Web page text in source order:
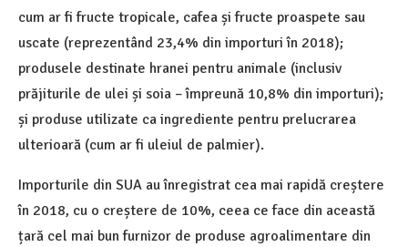
cum ar fi fructe tropicale, cafea și fructe proaspete sau
uscate (reprezentând 23,4% din importuri în 2018);
produsele destinate hranei pentru animale (inclusiv
prăjiturile de ulei și soia – împreună 10,8% din importuri);
și produse utilizate ca ingrediente pentru prelucrarea
ulterioară (cum ar fi uleiul de palmier).
Importurile din SUA au înregistrat cea mai rapidă creștere
în 2018, cu o creștere de 10%, ceea ce face din această
țară cel mai bun furnizor de produse agroalimentare din